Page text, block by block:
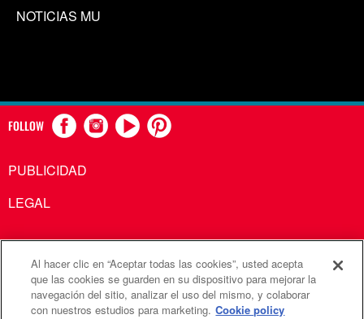
NOTICIAS MU
FOLLOW
PUBLICIDAD
LEGAL
Comunicaciones Metodistas Unidas es una agencia de la
Iglesia Metodista Unida
Al hacer clic en “Aceptar todas las cookies”, usted acepta
que las cookies se guarden en su dispositivo para mejorar la
navegación del sitio, analizar el uso del mismo, y colaborar
con nuestros estudios para marketing. Cookie policy